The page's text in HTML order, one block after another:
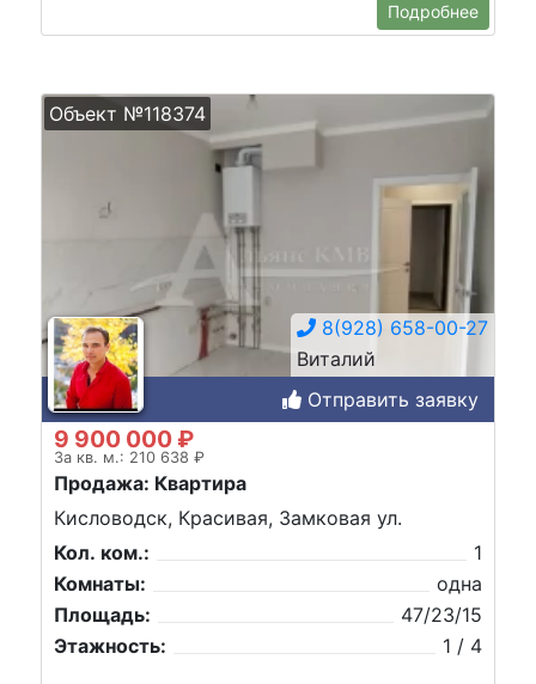
Подробнее
Объект №118374
8(928) 658-00-27
Виталий
Отправить заявку
9 900 000 ₽
За кв. м.: 210 638 ₽
Продажа: Квартира
Кисловодск, Красивая, Замковая ул.
Кол. ком.:
1
Комнаты:
одна
Площадь:
47/23/15
Этажность:
1 / 4